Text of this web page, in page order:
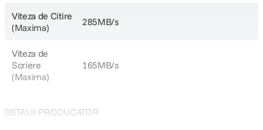
Viteza de Citire
(Maxima)
285MB/s
Viteza de
Scriere
(Maxima)
165MB/s
DETALII PRODUCATOR